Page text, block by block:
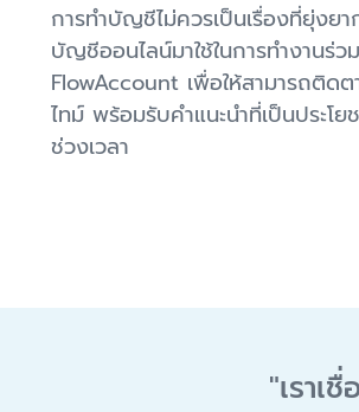
การทำบัญชีไม่ควรเป็นเรื่องที่ยุ่งยา
บัญชีออนไลน์มาใช้ในการทำงานร่ว
FlowAccount เพื่อให้สามารถติด
ไทม์ พร้อมรับคำแนะนำที่เป็นประโ
ช่วงเวลา
"เราเ